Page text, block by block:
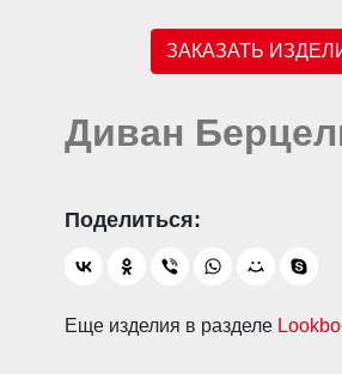
ЗАКАЗАТЬ
Диван
Еще изделия в разделе